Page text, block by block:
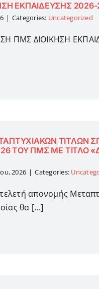
ΕΚΠΑΙΔΕΥΣΗΣ 2026-
| Categories: Uncategorized
ΠΜΣ ΔΙΟΙΚΗΣΗ
ΤΙΤΛΩΝ
ΤΟΥ ΠΜΣ ΜΕ ΤΙΤΛΟ
2026 | Categories:
απονομής
θα [...]